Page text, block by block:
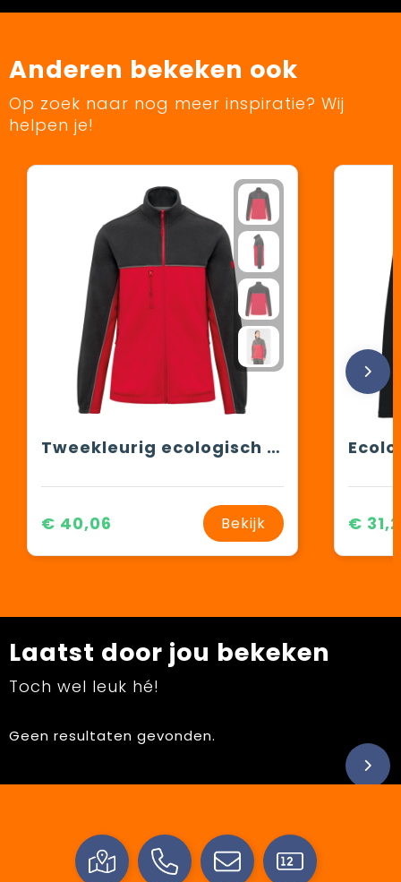
Anderen bekeken ook
Op zoek naar nog meer inspiratie? Wij
helpen je!
Tweekleurig ecologisch uniseks fleecevest
€ 40,06 Bekijk €
Laatst door jou bekeken
Toch wel leuk hé!
Geen resultaten gevonden.